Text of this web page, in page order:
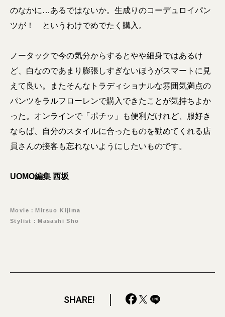
のなかに…あるではないか。生成りのコーデュロイパン
ツが！ というわけでめでたく購入。
ノータックで今の気分からするとやや細身ではあるけ
ど、白なのであまり膨張しすぎないほうがスマートに見
えて良い。またそんなトラディショナルな雰囲気満点の
パンツをラルフローレンで購入できたことが気持ちよか
った。オンラインで「ポチッ」も便利だけれど、服好き
ならば、自分のスタイルに合ったものを勧めてくれる店
員さんの接客も忘れないようにしたいものです。
UOMO編集 西坂
Movie：Mitsuo Kijima
Stylist：Masashi Sho
SHARE!